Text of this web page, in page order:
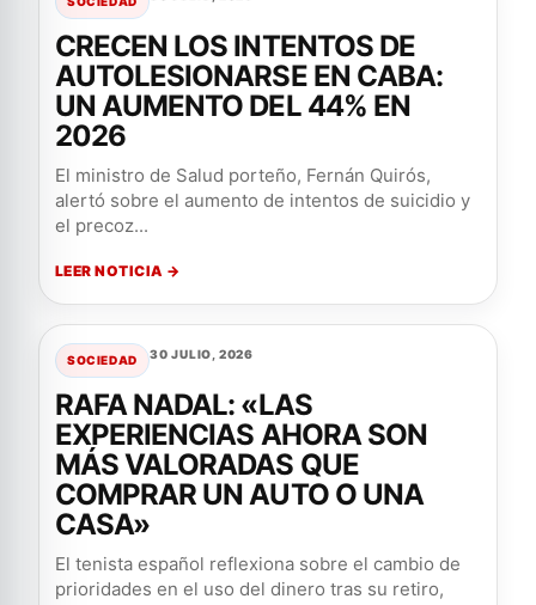
CRECEN LOS INTENTOS DE
AUTOLESIONARSE EN CABA:
UN AUMENTO DEL 44% EN
2026
El ministro de Salud porteño, Fernán Quirós,
alertó sobre el aumento de intentos de suicidio y
el precoz...
LEER NOTICIA →
SOCIEDAD 30 JULIO, 2026
RAFA NADAL: «LAS
EXPERIENCIAS AHORA SON
MÁS VALORADAS QUE
COMPRAR UN AUTO O UNA
CASA»
El tenista español reflexiona sobre el cambio de
prioridades en el uso del dinero tras su retiro,